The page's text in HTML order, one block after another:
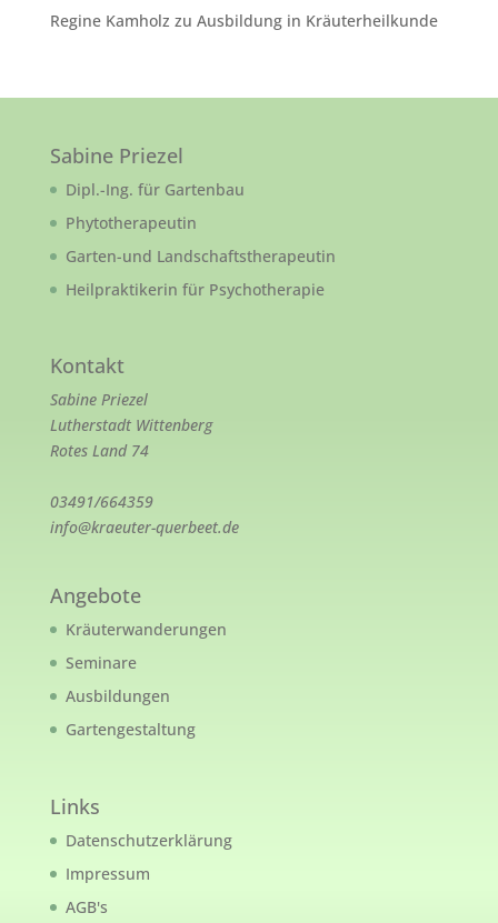
Regine Kamholz zu Ausbildung in Kräuterheilkunde
Sabine Priezel
Dipl.-Ing. für Gartenbau
Phytotherapeutin
Garten-und Landschaftstherapeutin
Heilpraktikerin für Psychotherapie
Kontakt
Sabine Priezel
Lutherstadt Wittenberg
Rotes Land 74
03491/664359
info@kraeuter-querbeet.de
Angebote
Kräuterwanderungen
Seminare
Ausbildungen
Gartengestaltung
Links
Datenschutzerklärung
Impressum
AGB's